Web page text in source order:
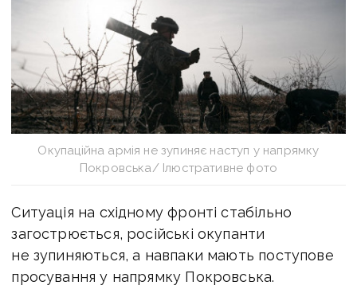
Окупаційна армія не зупиняє наступ у напрямку
Покровська/ Ілюстративне фото
Ситуація на східному фронті стабільно
загострюється, російські окупанти
не зупиняються, а навпаки мають поступове
просування у напрямку Покровська.